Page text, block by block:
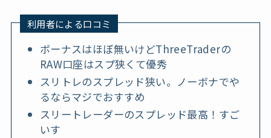
利用者による口コミ
ボーナスはほぼ無いけどThreeTraderの
RAW口座はスプ狭くて優秀
スリトレのスプレッド狭い。ノーボナでや
るならマジでおすすめ
スリートレーダーのスプレッド最高！すご
いす